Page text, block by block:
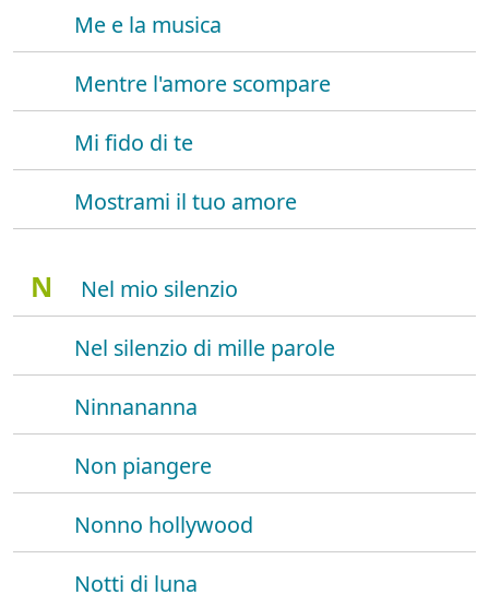
Me e la musica
Mentre l'amore scompare
Mi fido di te
Mostrami il tuo amore
N
Nel mio silenzio
Nel silenzio di mille parole
Ninnananna
Non piangere
Nonno hollywood
Notti di luna